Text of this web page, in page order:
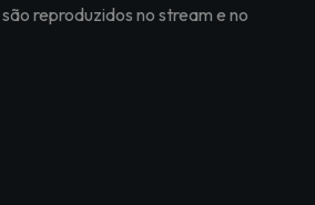
reproduzidos no stream e no